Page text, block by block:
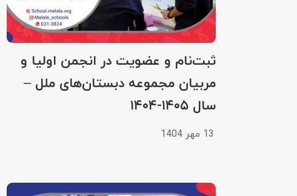
ثبت‌نام و عضویت در انجمن اولیا و
مربیان مجموعه دبستان‌های ملل –
سال ۱۴۰۵-۱۴۰۴
13 مهر 1404